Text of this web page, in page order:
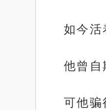
如今活
他曾自
可他骗